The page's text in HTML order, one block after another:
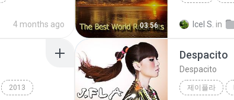
4 months ago 03:56 Icel S. in
2013
Despacito
Despacito
제이플라